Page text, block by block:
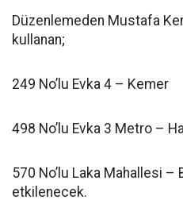
Düzenlemeden Mustafa
kullanan;
249 No’lu Evka 4 – Kemer
498 No’lu Evka 3 Metro –
570 No’lu Laka Mahallesi –
etkilenecek.